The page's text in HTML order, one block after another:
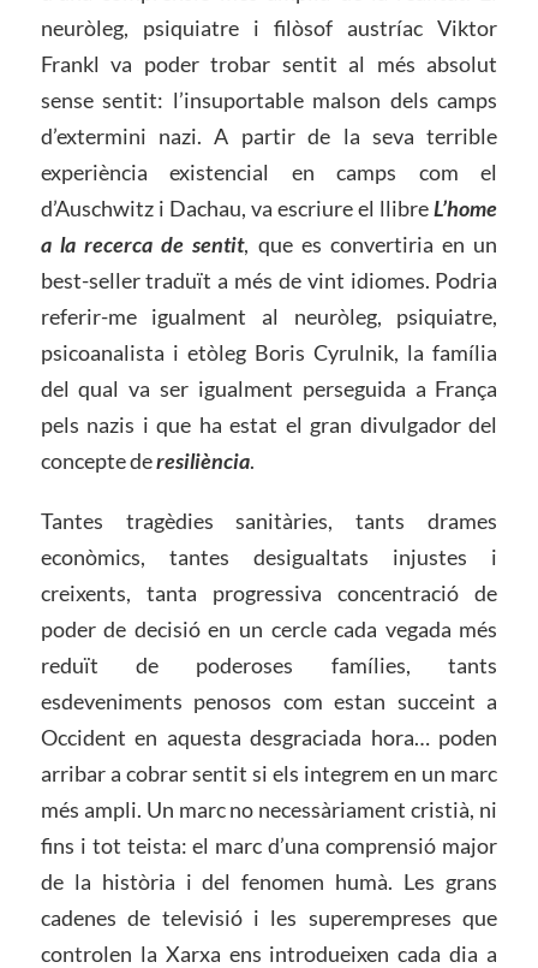
neuròleg, psiquiatre i filòsof austríac Viktor
Frankl va poder trobar sentit al més absolut
sense sentit: l’insuportable malson dels camps
d’extermini nazi. A partir de la seva terrible
experiència existencial en camps com el
d’Auschwitz i Dachau, va escriure el llibreL’home
a la recerca de sentit, que es convertiria en un
best-seller traduït a més de vint idiomes. Podria
referir-me igualment al neuròleg, psiquiatre,
psicoanalista i etòleg Boris Cyrulnik, la família
del qual va ser igualment perseguida a França
pels nazis i que ha estat el gran divulgador del
concepte deresiliència.
Tantes tragèdies sanitàries, tants drames
econòmics, tantes desigualtats injustes i
creixents, tanta progressiva concentració de
poder de decisió en un cercle cada vegada més
reduït de poderoses famílies, tants
esdeveniments penosos com estan succeint a
Occident en aquesta desgraciada hora… poden
arribar a cobrar sentit si els integrem en un marc
més ampli. Un marc no necessàriament cristià, ni
fins i tot teista: el marc d’una comprensió major
de la història i del fenomen humà. Les grans
cadenes de televisió i les superempreses que
controlen la Xarxa ens introdueixen cada dia a